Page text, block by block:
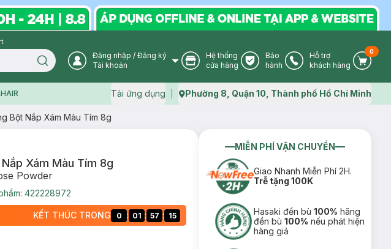
Search icon User Icon
Đăng nhập / Đăng ký
Tài khoản
Store Icon
Hệ thống
cửa hàng
Warranty Icon
Bảo
hành
Phone Icon
Hỗ trợ
khách hàng
Cart
0
Tải ứng dụng Map icon
Phường 8, Quận 10, Thành phố Hồ Chí Minh
Bột Nắp Xám Màu Tím 8g
Xám Màu Tím 8g
Powder
422228972
KẾT THÚC TRONG 0 : 01 : 57 : 15
MIỄN PHÍ VẬN CHUYỂN
Giao Nhanh Miễn Phí 2H.
Trễ tặng 100K
Hasaki đền bù100% hãng
đền bù100% nếu phát hiện
hàng giả